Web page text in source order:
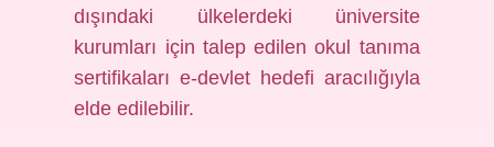
dışındaki ülkelerdeki üniversite
kurumları için talep edilen okul tanıma
sertifikaları e-devlet hedefi aracılığıyla
elde edilebilir.